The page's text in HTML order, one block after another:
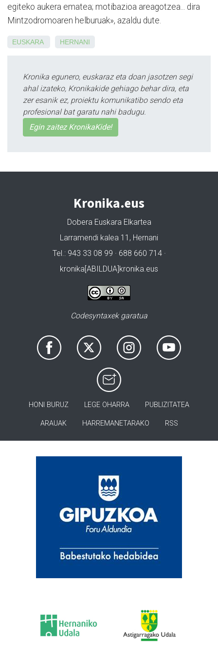
egiteko aukera ematea; motibazioa areagotzea... dira
Mintzodromoaren helburuak», azaldu dute.
EUSKARA HERNANI
Kronika egunero, euskaraz eta doan jasotzen segi
ahal izateko, Kronikakide gehiago behar dira, eta
zer esanik ez, proiektu komunikatibo sendo eta
profesional bat garatu nahi badugu.
Egin zaitez KronikaKide!
Kronika.eus
Dobera Euskara Elkartea
Larramendi kalea 11, Hernani
Tel.: 943 33 08 99 · 688 660 714 ·
kronika[ABILDUA]kronika.eus
Codesyntaxek garatua
HONI BURUZ LEGE OHARRA PUBLIZITATEA
ARAUAK HARREMANETARAKO RSS